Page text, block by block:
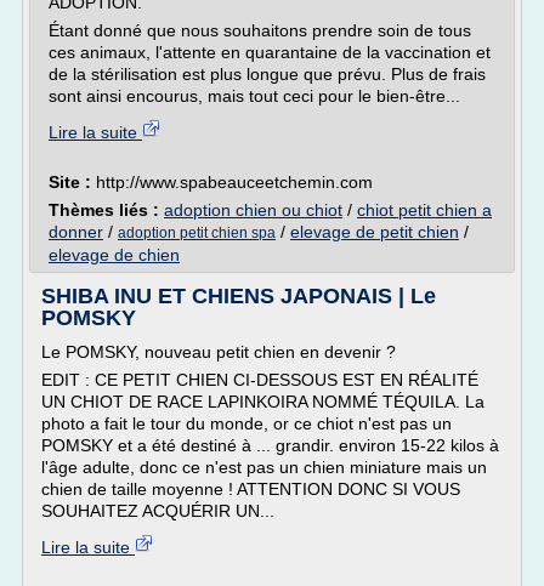
Étant donné que nous souhaitons prendre soin de tous
ces animaux, l'attente en quarantaine de la vaccination et
de la stérilisation est plus longue que prévu. Plus de frais
sont ainsi encourus, mais tout ceci pour le bien-être...
Lire la suite
Site : http://www.spabeauceetchemin.com
Thèmes liés : adoption chien ou chiot / chiot petit chien a
donner / adoption petit chien spa / elevage de petit chien /
elevage de chien
SHIBA INU ET CHIENS JAPONAIS | Le
POMSKY
Le POMSKY, nouveau petit chien en devenir ?
EDIT : CE PETIT CHIEN CI-DESSOUS EST EN RÉALITÉ
UN CHIOT DE RACE LAPINKOIRA NOMMÉ TÉQUILA. La
photo a fait le tour du monde, or ce chiot n'est pas un
POMSKY et a été destiné à ... grandir. environ 15-22 kilos à
l'âge adulte, donc ce n'est pas un chien miniature mais un
chien de taille moyenne ! ATTENTION DONC SI VOUS
SOUHAITEZ ACQUÉRIR UN...
Lire la suite